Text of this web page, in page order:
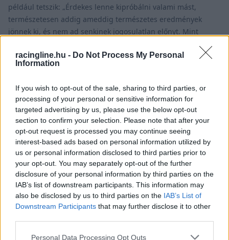
racingline.hu - Do Not Process My Personal
Information
If you wish to opt-out of the sale, sharing to third parties, or
processing of your personal or sensitive information for
targeted advertising by us, please use the below opt-out
section to confirm your selection. Please note that after your
opt-out request is processed you may continue seeing
interest-based ads based on personal information utilized by
us or personal information disclosed to third parties prior to
your opt-out. You may separately opt-out of the further
disclosure of your personal information by third parties on the
IAB’s list of downstream participants. This information may
also be disclosed by us to third parties on the IAB’s List of
Downstream Participants that may further disclose it to other
Please note that this website/app uses one or more Google
Personal Data Processing Opt Outs
például tetszik: „Érdekes lenne kipróbálni valami mást,
természetesen addig ameddig természetes eredmények
jönnek ki, és nem ad senkinek jogosulatlan előnyt. Mint
Kvalifikációs futamok jöhetnek